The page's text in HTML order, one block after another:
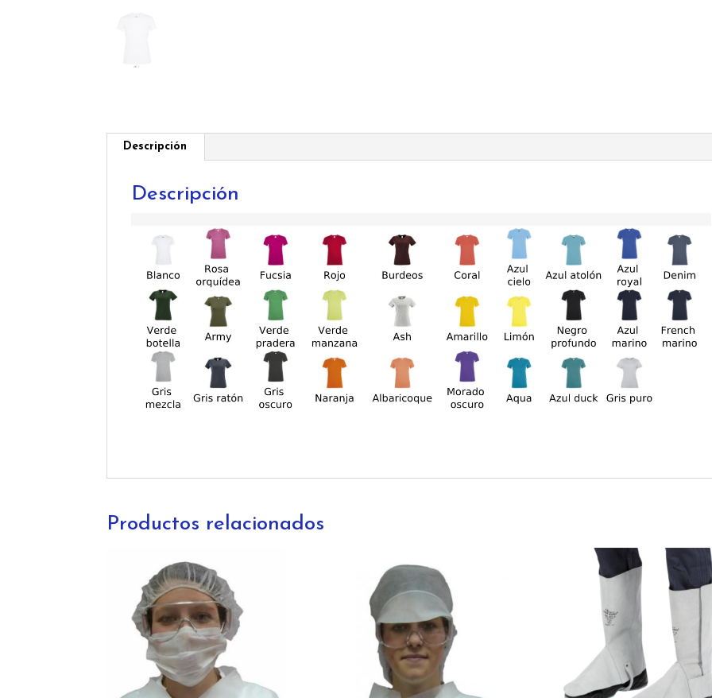
Descripción
Descripción
Productos relacionados